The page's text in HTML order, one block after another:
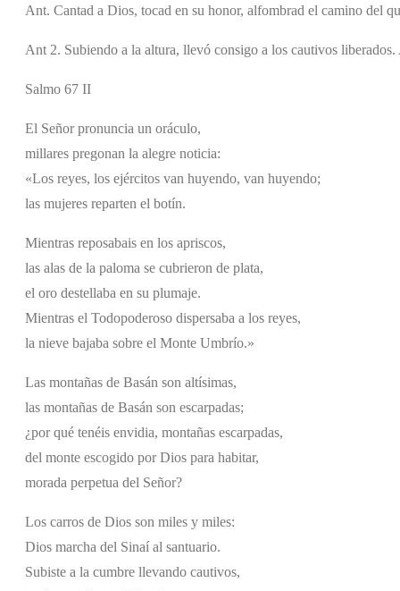
Ant. Cantad a Dios, tocad en su honor, alfombrad el camino del
Ant 2. Subiendo a la altura, llevó consigo a los cautivos
Salmo 67 II
El Señor pronuncia un oráculo,
millares pregonan la alegre noticia:
«Los reyes, los ejércitos van huyendo, van huyendo;
las mujeres reparten el botín.
Mientras reposabais en los apriscos,
las alas de la paloma se cubrieron de plata,
el oro destellaba en su plumaje.
Mientras el Todopoderoso dispersaba a los reyes,
la nieve bajaba sobre el Monte Umbrío.»
Las montañas de Basán son altísimas,
las montañas de Basán son escarpadas;
¿por qué tenéis envidia, montañas escarpadas,
del monte escogido por Dios para habitar,
morada perpetua del Señor?
Los carros de Dios son miles y miles:
Dios marcha del Sinaí al santuario.
Subiste a la cumbre llevando cautivos,